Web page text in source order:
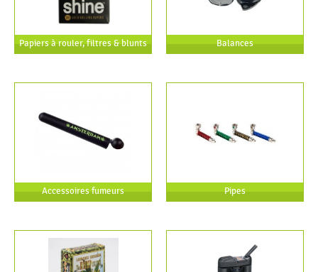
Papiers à rouler, filtres & blunts Balances
Accessoires fumeurs Pipes